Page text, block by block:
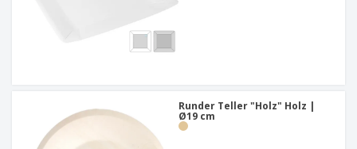
Runder Teller "Holz" Holz |
Ø19 cm